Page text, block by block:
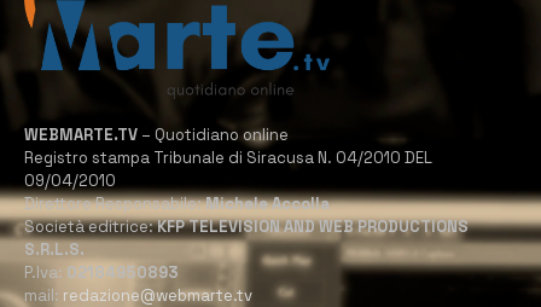
WEBMARTE.TV – Quotidiano online
Registro stampa Tribunale di Siracusa N. 04/2010 DEL
09/04/2010
Direttore Responsabile:Michele Accolla
Società editrice:KFP TELEVISION AND WEB PRODUCTIONS
S.R.L.S.
P.Iva: 02184950893
mail: redazione@webmarte.tv